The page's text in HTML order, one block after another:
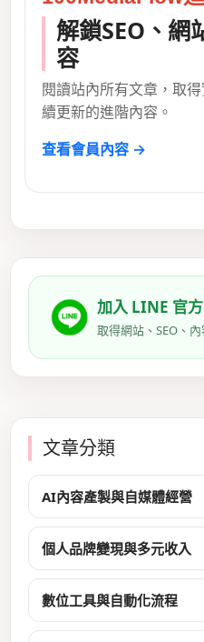
解鎖SEO、網
容
閱讀站內所有文章，取
續更新的進階內容。
查看會員內容 →
加入 LINE 官
取得網站、SEO、
文章分類
AI內容產製與自媒體經營
個人品牌變現與多元收入
數位工具與自動化流程